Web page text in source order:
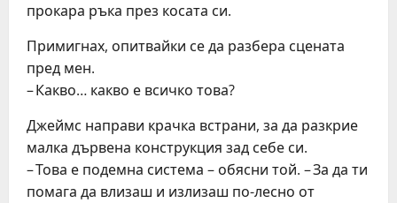
прокара ръка през косата си.
Примигнах, опитвайки се да разбера сцената
пред мен.
– Какво… какво е всичко това?
Джеймс направи крачка встрани, за да разкрие
малка дървена конструкция зад себе си.
– Това е подемна система – обясни той. – За да ти
помага да влизаш и излизаш по-лесно от